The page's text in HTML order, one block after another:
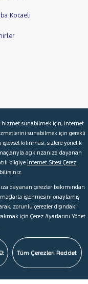
Kocaeli
Hakkımızda
hizmet sunabilmek için, internet
sunabilmek için gerekli
kılınması, sizlere yönelik
açık rızanıza dayanan
bilgiye İnternet Sitesi Çerez
dayanan çerezler bakımından
işlenmesini onaylamış
zorunlu çerezler dışındaki
için Çerez Ayarlarını Yönet
Tüm Çerezleri Reddet